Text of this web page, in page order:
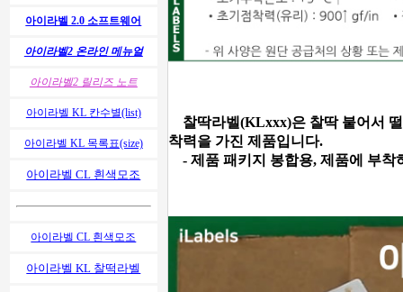
아이라벨 2.0 소프트웨어
아이라벨2 온라인 메뉴얼
아이라벨2 릴리즈 노트
아이라벨 KL 칸수별(list)
아이라벨 KL 목록표(size)
아이라벨 CL 흰색모조
아이라벨 CL 흰색모조
아이라벨 KL 찰떡라벨
찰딱라벨(KLxxx)은 찰딱 붙어서
착력을 가진 제품입니다.
- 제품 패키지 봉합용, 제품에 부착